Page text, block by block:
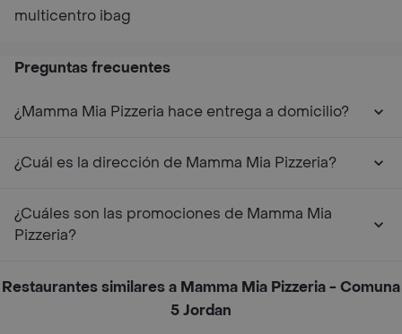
multicentro ibag
Preguntas frecuentes
¿Mamma Mia Pizzeria hace entrega a domicilio?
¿Cuál es la dirección de Mamma Mia Pizzeria?
¿Cuáles son las promociones de Mamma Mia
Pizzeria?
Restaurantes similares a Mamma Mia Pizzeria - Comuna
5 Jordan